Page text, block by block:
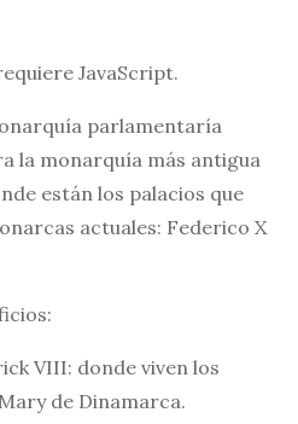
JavaScript.
parlamentaría
la monarquía más antigua
están los palacios que
actuales: Federico X
VIII: donde viven los
de Dinamarca.